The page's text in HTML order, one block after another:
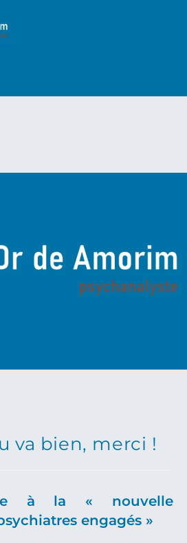
va bien, merci !
à la « nouvelle
engagés »